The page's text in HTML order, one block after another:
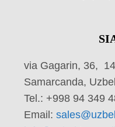
via Gagarin, 36,
Samarcanda,
Tel.: +998 94 349
Email: